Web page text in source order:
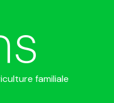
familiale